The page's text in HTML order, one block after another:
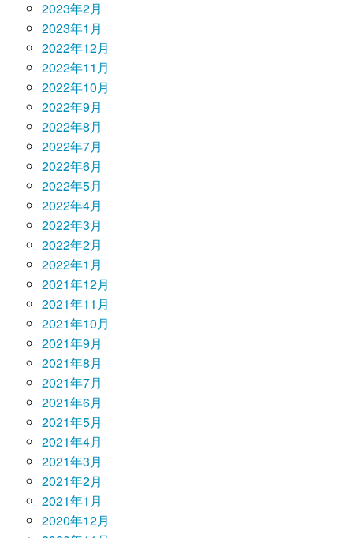
2023年2月
2023年1月
2022年12月
2022年11月
2022年10月
2022年9月
2022年8月
2022年7月
2022年6月
2022年5月
2022年4月
2022年3月
2022年2月
2022年1月
2021年12月
2021年11月
2021年10月
2021年9月
2021年8月
2021年7月
2021年6月
2021年5月
2021年4月
2021年3月
2021年2月
2021年1月
2020年12月